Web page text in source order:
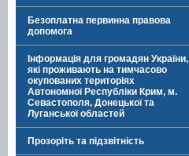
Безоплатна первинна правова
допомога
Інформація для громадян України,
які проживають на тимчасово
окупованих територіях
Автономної Республіки Крим, м.
Севастополя, Донецької та
Луганської областей
Прозоріть та підзвітність